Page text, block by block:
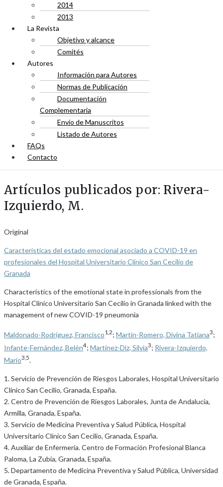
2014
2013
La Revista
Objetivo y alcance
Comités
Autores
Información para Autores
Normas de Publicación
Documentación
Complementaria
Envío de Manuscritos
Listado de Autores
FAQs
Contacto
Artículos publicados por: Rivera-
Izquierdo, M.
Original
Características del estado emocional asociado a COVID-19 en
profesionales del Hospital Universitario Clínico San Cecilio de
Granada
Characteristics of the emotional state in professionals from the
Hospital Clinico Universitario San Cecilio in Granada linked with the
management of new COVID-19 pneumonia
Maldonado-Rodríguez, Francisco1,2; Martín-Romero, Divina Tatiana3;
Infante-Fernández, Belén4; Martínez-Diz, Silvia3; Rivera-Izquierdo,
Mario3,5.
1. Servicio de Prevención de Riesgos Laborales, Hospital Universitario
Clínico San Cecilio, Granada, España.
2. Centro de Prevención de Riesgos Laborales, Junta de Andalucía,
Armilla, Granada, España.
3. Servicio de Medicina Preventiva y Salud Pública, Hospital
Universitario Clínico San Cecilio, Granada, España.
4. Auxiliar de Enfermería. Centro de Formación Profesional Blanca
Paloma, La Zubia, Granada, España.
5. Departamento de Medicina Preventiva y Salud Pública, Universidad
de Granada, España.